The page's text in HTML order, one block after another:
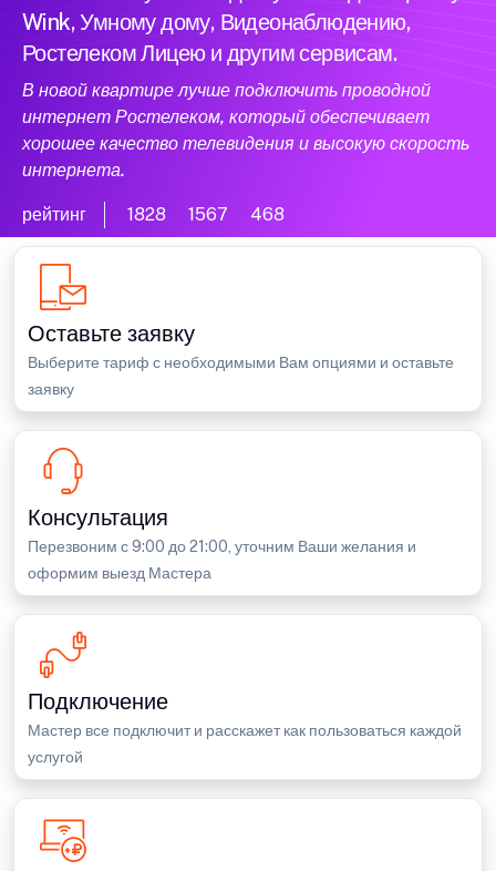
Wink, Умному дому, Видеонаблюдению,
Ростелеком Лицею и другим сервисам.
В новой квартире лучше подключить проводной
интернет Ростелеком, который обеспечивает
хорошее качество телевидения и высокую скорость
интернета.
рейтинг 1828 1567 468
Оставьте заявку
Выберите тариф с необходимыми Вам опциями и оставьте
заявку
Консультация
Перезвоним с 9:00 до 21:00, уточним Ваши желания и
оформим выезд Мастера
Подключение
Мастер все подключит и расскажет как пользоваться каждой
услугой